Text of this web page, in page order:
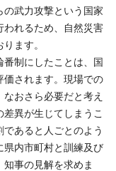
武力攻撃という国家
われるため、自然災害
ます。
制にしたことは、国
価されます。現場での
おさら必要だと考え
異が生じてしまうこ
あると人ごとのよう
県内市町村と訓練及び
事の見解を求めま